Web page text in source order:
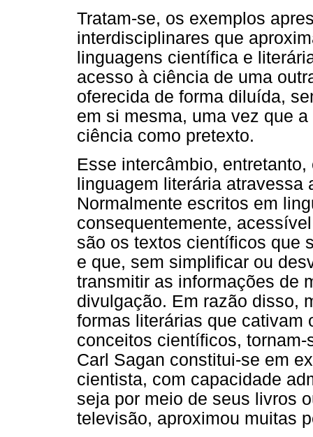
Tratam-se, os exemplos
interdisciplinares que
linguagens científica e
acesso à ciência de uma
oferecida de forma diluída,
em si mesma, uma vez que
ciência como pretexto.
Esse intercâmbio,
linguagem literária
Normalmente escritos em
consequentemente,
são os textos científicos que
e que, sem simplificar ou
transmitir as informações de
divulgação. Em razão disso,
formas literárias que cativam
conceitos científicos,
Carl Sagan constitui-se em
cientista, com capacidade
seja por meio de seus livros
televisão, aproximou muitas